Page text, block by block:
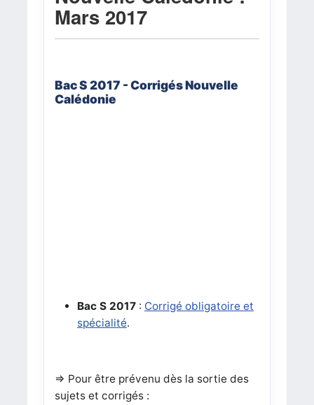
Mars 2017
Bac S 2017 - Corrigés Nouvelle
Calédonie
Bac S 2017: Corrigé obligatoire et
spécialité.
=> Pour être prévenu dès la sortie des
sujets et corrigés :